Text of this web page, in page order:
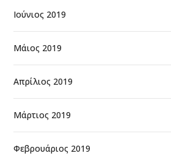
Ιούνιος 2019
Μάιος 2019
Απρίλιος 2019
Μάρτιος 2019
Φεβρουάριος 2019